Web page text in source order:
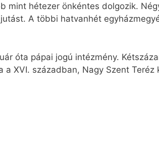
mint hétezer önkéntes dolgozik.
A többi hatvanhét
óta pápai jogú intézmény.
XVI. században, Nagy Szent Teréz